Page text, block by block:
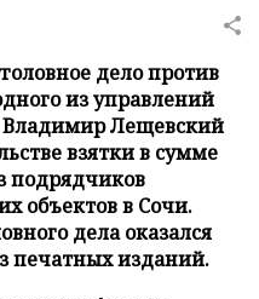
дело против
из управлений
Владимир Лещевский
взятки в сумме
подрядчиков
объектов в Сочи.
дела оказался
печатных изданий.